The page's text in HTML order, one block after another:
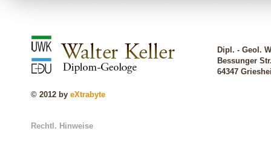
© 2012 by eXtrabyte
Rechtl. Hinweise
Dipl. - Geol.
Bessunger
64347